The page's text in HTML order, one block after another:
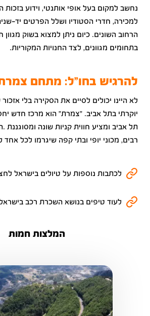
נחשב למקום בעל אופי אותנטי, וידוע בזכות
למכירה, חדרי הסטודיו ושלל הפרטים יד-
הרחוב השונים. כיום ניתן למצוא בשוק
בתחומים מגוונים, לצד החנויות המקוריות.
להרגיש בחו"ל: מתחם
לא היינו יכולים לסיים את הסקירה בלי
יוקרתי בתל אביב. "צמרת" הוא מרכז חדש
תל אביב ומציע חווית קניות שונה ומסוגננת
רבים, מכוני יופי ובתי קפה שיגרמו לכל אחד
לכתבות נוספות על טיולים בישראל
לעוד טיפים בנושא השכרת רכב
המלצות חמות